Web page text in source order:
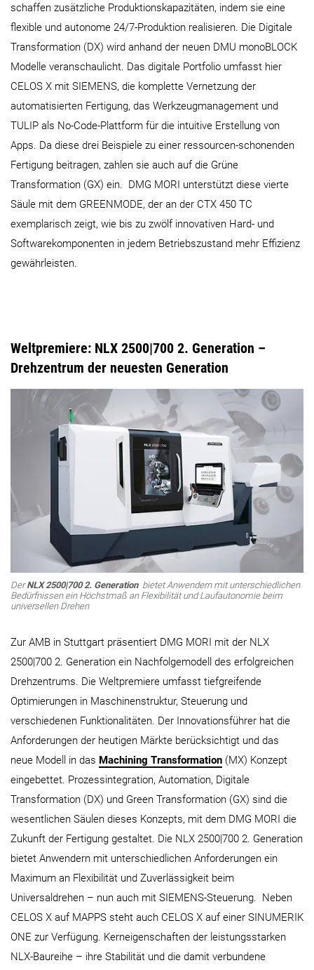
schaffen zusätzliche Produktionskapazitäten, indem sie eine
flexible und autonome 24/7-Produktion realisieren. Die Digitale
Transformation (DX) wird anhand der neuen DMU monoBLOCK
Modelle veranschaulicht. Das digitale Portfolio umfasst hier
CELOS X mit SIEMENS, die komplette Vernetzung der
automatisierten Fertigung, das Werkzeugmanagement und
TULIP als No-Code-Plattform für die intuitive Erstellung von
Apps. Da diese drei Beispiele zu einer ressourcen-schonenden
Fertigung beitragen, zahlen sie auch auf die Grüne
Transformation (GX) ein. DMG MORI unterstützt diese vierte
Säule mit dem GREENMODE, der an der CTX 450 TC
exemplarisch zeigt, wie bis zu zwölf innovativen Hard- und
Softwarekomponenten in jedem Betriebszustand mehr Effizienz
gewährleisten.
Weltpremiere: NLX 2500|700 2. Generation –
Drehzentrum der neuesten Generation
DerNLX 2500|700 2. Generationbietet Anwendern mit unterschiedlichen
Bedürfnissen ein Höchstmaß an Flexibilität und Laufautonomie beim
universellen Drehen
Zur AMB in Stuttgart präsentiert DMG MORI mit der NLX
2500|700 2. Generation ein Nachfolgemodell des erfolgreichen
Drehzentrums. Die Weltpremiere umfasst tiefgreifende
Optimierungen in Maschinenstruktur, Steuerung und
verschiedenen Funktionalitäten. Der Innovationsführer hat die
Anforderungen der heutigen Märkte berücksichtigt und das
neue Modell in das Machining Transformation (MX) Konzept
eingebettet. Prozessintegration, Automation, Digitale
Transformation (DX) und Green Transformation (GX) sind die
wesentlichen Säulen dieses Konzepts, mit dem DMG MORI die
Zukunft der Fertigung gestaltet. Die NLX 2500|700 2. Generation
bietet Anwendern mit unterschiedlichen Anforderungen ein
Maximum an Flexibilität und Zuverlässigkeit beim
Universaldrehen – nun auch mit SIEMENS-Steuerung. Neben
CELOS X auf MAPPS steht auch CELOS X auf einer SINUMERIK
ONE zur Verfügung. Kerneigenschaften der leistungsstarken
NLX-Baureihe – ihre Stabilität und die damit verbundene